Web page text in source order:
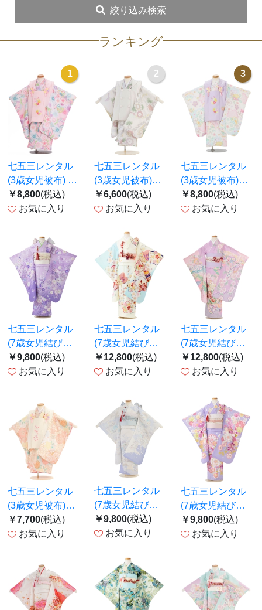
絞り込み検索
ランキング
1
七五三レンタル
(3歳女児被布) 式
部浪漫／ピンク
菊桜刺繍×梅菊
￥8,800(税込)
お気に入り
2
七五三レンタル
(3歳女児被布)
0137 白×白 花熨
斗
￥6,600(税込)
お気に入り
3
七五三レンタル
(3歳女児被布)式
部浪漫 藤色くす
玉刺繍×白桜ま
￥8,800(税込)
お気に入り
七五三レンタル
(7歳女児結び帯)
紫 辻が花 Z804
￥9,800(税込)
お気に入り
七五三レンタル
(7歳女児結び帯)
式部浪漫 水色 梅
まり Z780
￥12,800(税込)
お気に入り
七五三レンタル
(7歳女児結び帯)
式部浪漫／ 薄紫
華熨斗 Z734
￥12,800(税込)
お気に入り
七五三レンタル
(3歳女児被布)
0211 クリーム×
薄グレー 桜菊梅
￥7,700(税込)
お気に入り
七五三レンタル
(7歳女児結び帯)
F456 オフホワ
イト 花鞠鹿の子
￥9,800(税込)
お気に入り
七五三レンタル
(7歳女児結び帯)
藤色 四季花
Z795
￥9,800(税込)
お気に入り